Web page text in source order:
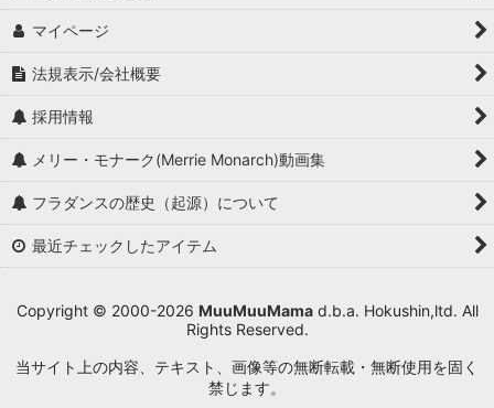
マイページ
法規表示/会社概要
採用情報
メリー・モナーク(Merrie Monarch)動画集
フラダンスの歴史（起源）について
最近チェックしたアイテム
Copyright © 2000-2026 MuuMuuMamad.b.a. Hokushin,ltd. All
Rights Reserved.
当サイト上の内容、テキスト、画像等の無断転載・無断使用を固く
禁じます。